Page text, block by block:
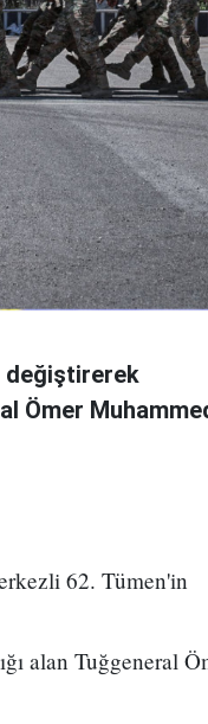
değiştirerek
Ömer
62. Tümen'in
alan Tuğgeneral